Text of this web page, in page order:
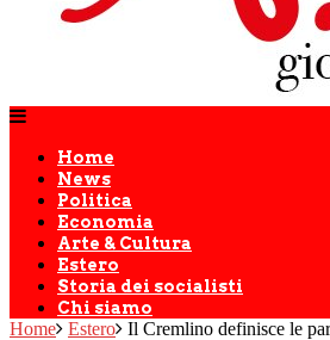
Home
News
Politica
Economia
Arte & Cultura
Estero
Storia dei socialisti
Chi siamo
Home Estero Il Cremlino definisce le